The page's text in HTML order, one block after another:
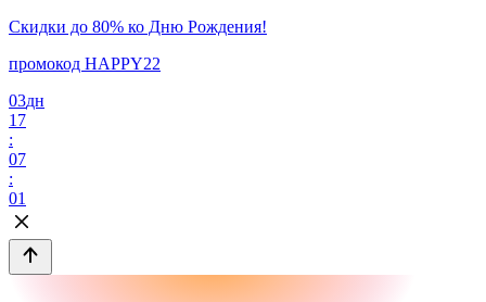
Скидки до 80% ко Дню Рождения!
промокод HAPPY22
03дн
17
:
07
:
01